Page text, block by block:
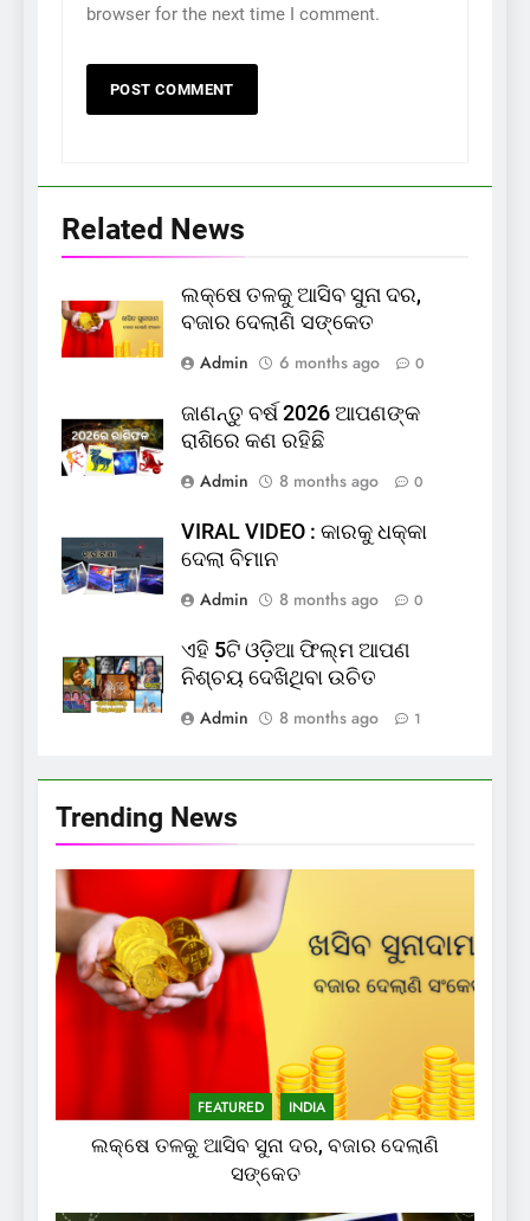
browser for the next time I comment.
Related News
ଲକ୍ଷେ ତଳକୁ ଆସିବ ସୁନା ଦର,
ବଜାର ଦେଲାଣି ସଙ୍କେତ
Admin
6 months ago 0
ଜାଣନ୍ତୁ ବର୍ଷ 2026 ଆପଣଙ୍କ
ରାଶିରେ କଣ ରହିଛି
Admin
8 months ago 0
VIRAL VIDEO : କାରକୁ ଧକ୍କା
ଦେଲା ବିମାନ
Admin
8 months ago 0
ଏହି 5ଟି ଓଡ଼ିଆ ଫିଲ୍ମ ଆପଣ
ନିଶ୍ଚୟ ଦେଖିଥିବା ଉଚିତ
Admin
8 months ago 1
Trending News
FEATURED INDIA
ଲକ୍ଷେ ତଳକୁ ଆସିବ ସୁନା ଦର, ବଜାର ଦେଲାଣି
ସଙ୍କେତ